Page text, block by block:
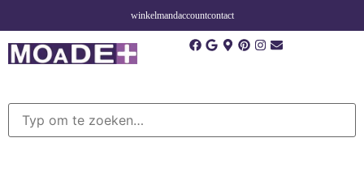
winkelmandaccountcontact